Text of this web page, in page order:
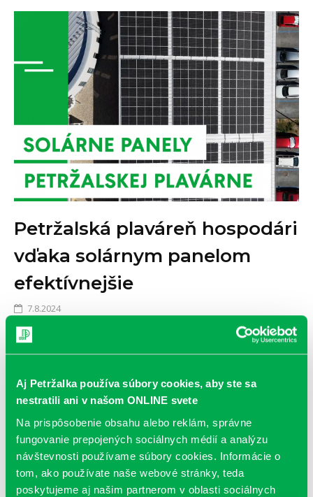
Aj Petržalka používa súbory cookies, aby ste sa
nestratili ani v našom ONLINE svete
Na prispôsobenie obsahu alebo reklám, správne
fungovanie prepojených sociálnych médií a analýzu
návštevnosti používame súbory cookies. Informácie o
tom, ako používate naše webové stránky, teda
poskytujeme aj našim partnerom v oblasti sociálnych
Petržalská plaváreň hospodári
vďaka solárnym panelom
efektívnejšie
7.8.2024
Ročne dokáže ušetriť na energiách až 40-tisíc eur.